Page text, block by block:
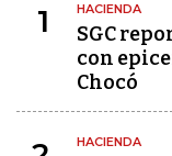
1 HACIENDA
SGC
con
Chocó
HACIENDA